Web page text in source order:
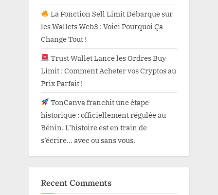
La Fonction Sell Limit Débarque sur
les Wallets Web3 : Voici Pourquoi Ça
Change Tout !
Trust Wallet Lance les Ordres Buy
Limit : Comment Acheter vos Cryptos au
Prix Parfait !
TonCanva franchit une étape
historique : officiellement régulée au
Bénin. L’histoire est en train de
s’écrire… avec ou sans vous.
Recent Comments